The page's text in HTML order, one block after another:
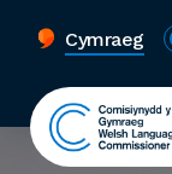
Cymraeg